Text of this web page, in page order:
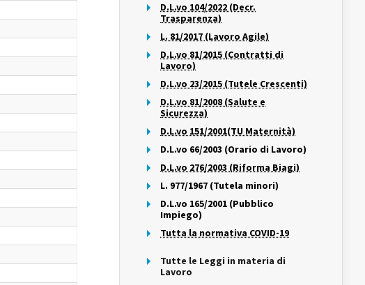
D.L.vo 104/2022 (Decr.
Trasparenza)
L. 81/2017 (Lavoro Agile)
D.L.vo 81/2015 (Contratti di
Lavoro)
D.L.vo 23/2015 (Tutele Crescenti)
D.L.vo 81/2008 (Salute e
Sicurezza)
D.L.vo 151/2001(TU Maternità)
D.L.vo 66/2003 (Orario di Lavoro)
D.L.vo 276/2003 (Riforma Biagi)
L. 977/1967 (Tutela minori)
D.L.vo 165/2001 (Pubblico
Impiego)
Tutta la normativa COVID-19
Tutte le Leggi in materia di
Lavoro